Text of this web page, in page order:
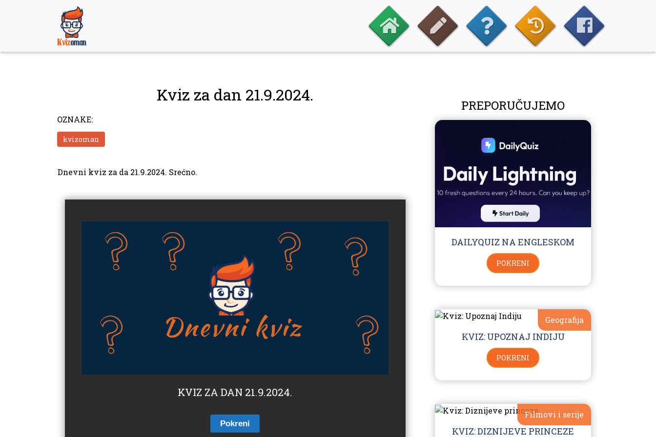
Kviz za dan 21.9.2024.
OZNAKE:
kvizoman
Dnevni kviz za da 21.9.2024. Srećno.
KVIZ ZA DAN 21.9.2024.
PREPORUČUJEMO
DAILYQUIZ NA ENGLESKOM
POKRENI
Geografija
KVIZ: UPOZNAJ INDIJU
POKRENI
Filmovi i serije
KVIZ: DIZNIJEVE PRINCEZE